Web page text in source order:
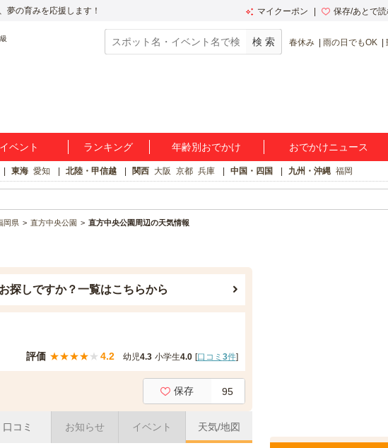
夢の育みを応援します！ マイクーポン 保存/あとで読
春休み 雨の日でもOK
ベント ランキング 年齢別おでかけ おでかけニュース
東海 愛知 北陸・甲信越 関西 大阪 京都 兵庫 中国・四国 九州・沖縄 福岡
岡県 直方中央公園 直方中央公園周辺の天気情報
探しですか？一覧はこちらから
評価 ★★★★★ 4.2 幼児4.3 小学生4.0 [口コミ 3件]
保存 95
口コミ お知らせ イベント 天気/地図